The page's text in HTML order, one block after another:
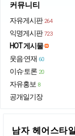
커뮤니티
자유게시판 264
익명게시판 723
HOT 게시물
웃음·연재 60
이슈·토론 20
자유홍보 8
공개일기장
남자 헤어스타일